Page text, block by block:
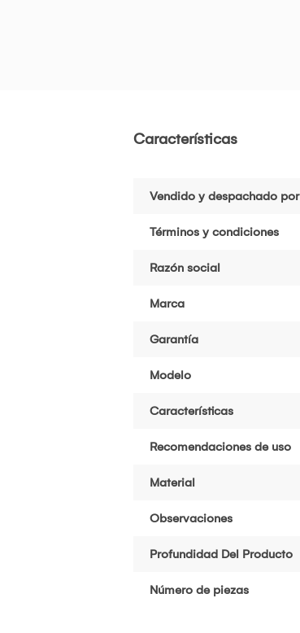
Características
Vendido y despachado por
Términos y condiciones
Razón social
Marca
Garantía
Modelo
Características
Recomendaciones de uso
Material
Observaciones
Profundidad Del Producto
Número de piezas